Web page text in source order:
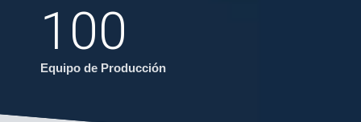
100
Equipo de Producción